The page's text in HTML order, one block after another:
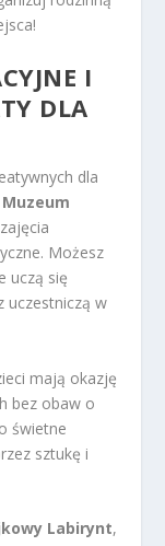
I
DLA
dla
Muzeum
Możesz
uczą się
uczestniczą w
mają okazję
bez obaw o
świetne
sztukę i
Labirynt,